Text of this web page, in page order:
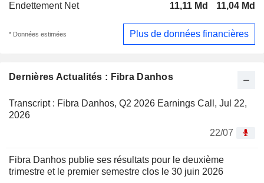
Dernières Actualités : Fibra Danhos
Transcript : Fibra Danhos, Q2 2026 Earnings Call, Jul 22,
2026
22/07
Fibra Danhos publie ses résultats pour le deuxième
trimestre et le premier semestre clos le 30 juin 2026
Endettement Net
11,11 Md 11,04 Md
* Données estimées Plus de données financières